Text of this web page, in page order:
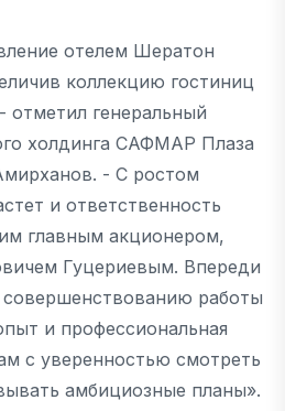
отелем Шератон
коллекцию гостиниц
отметил генеральный
холдинга САФМАР Плаза
- С ростом
и ответственность
главным акционером,
Гуцериевым. Впереди
работы
и профессиональная
с уверенностью смотреть
амбициозные планы».